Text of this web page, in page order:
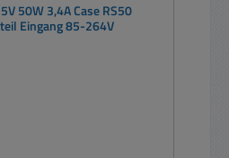
Eingang 85-264V